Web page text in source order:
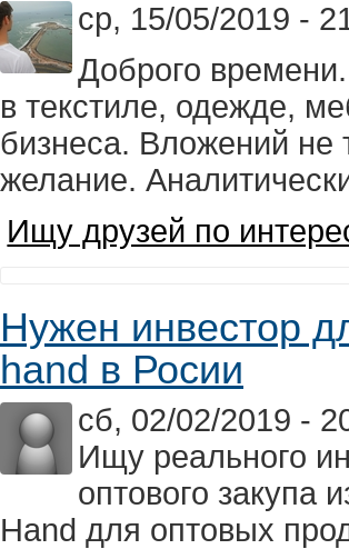
ср, 15/05/2019 -
Доброго
в текстиле, одежде,
бизнеса. Вложений не
желание.
Ищу друзей по
Нужен инвестор
hand в Росии
сб, 02/02/2019 -
Ищу реального
оптового
Hand для оптовых